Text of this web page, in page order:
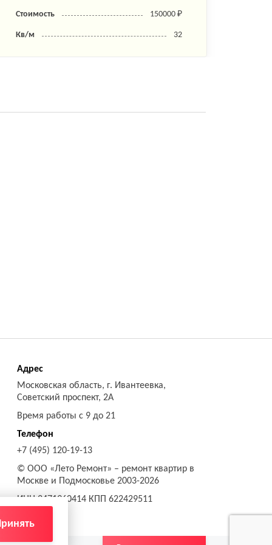
Стоимость 150000 ₽
Кв/м 32
Адрес
Московская область, г. Ивантеевка,
Советский проспект, 2А
Время работы с 9 до 21
Телефон
+7 (495) 120-19-13
© ООО «Лето Ремонт» – ремонт квартир в
Москве и Подмосковье 2003-2026
ИНН 2471960414 КПП 622429511